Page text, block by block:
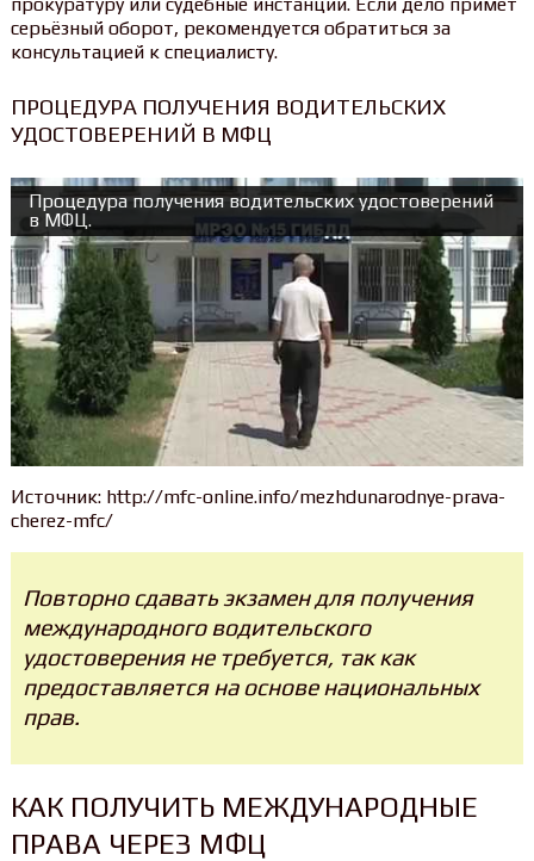
серьёзный оборот, рекомендуется обратиться за
консультацией к специалисту.
ПРОЦЕДУРА ПОЛУЧЕНИЯ ВОДИТЕЛЬСКИХ
УДОСТОВЕРЕНИЙ В МФЦ
Процедура получения водительских удостоверений
в МФЦ.
Источник: http://mfc-online.info/mezhdunarodnye-prava-
cherez-mfc/
Повторно сдавать экзамен для получения
международного водительского
удостоверения не требуется, так как
предоставляется на основе национальных
прав.
КАК ПОЛУЧИТЬ МЕЖДУНАРОДНЫЕ
ПРАВА ЧЕРЕЗ МФЦ